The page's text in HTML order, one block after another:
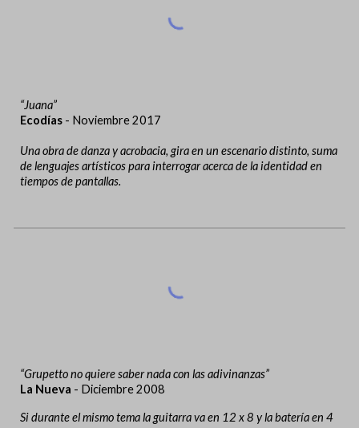
“Juana”
Ecodías - Noviembre 2017
Una obra de danza y acrobacia, gira en un escenario distinto, suma
de lenguajes artísticos para interrogar acerca de la identidad en
tiempos de pantallas.
“Grupetto no quiere saber nada con las adivinanzas”
La Nueva - Diciembre 2008
Si durante el mismo tema la guitarra va en 12 x 8 y la batería en 4